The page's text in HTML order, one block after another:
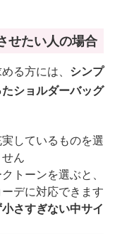
せたい人の場合
る方には、 シンプ
ショルダーバッグ
しているものを選
ん
トーンを選ぶと、
デに対応できます
さすぎない中サイ